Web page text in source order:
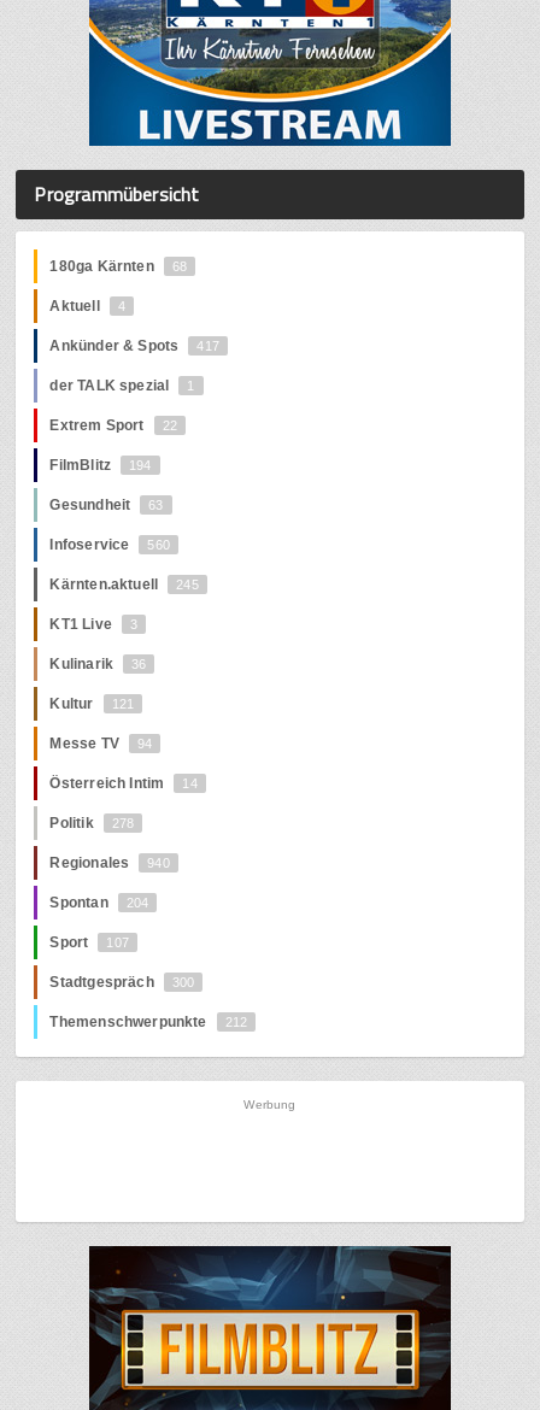
Programmübersicht
180ga Kärnten 68
Aktuell 4
Ankünder & Spots 417
der TALK spezial 1
Extrem Sport 22
FilmBlitz 194
Gesundheit 63
Infoservice 560
Kärnten.aktuell 245
KT1 Live 3
Kulinarik 36
Kultur 121
Messe TV 94
Österreich Intim 14
Politik 278
Regionales 940
Spontan 204
Sport 107
Stadtgespräch 300
Themenschwerpunkte 212
Werbung